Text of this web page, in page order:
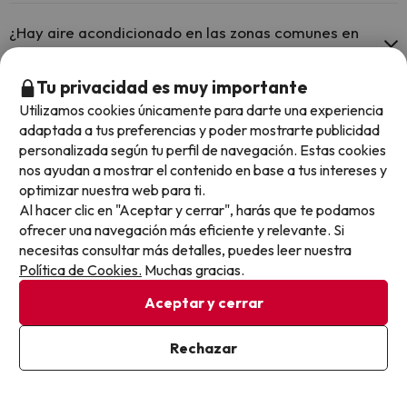
¿Hay aire acondicionado en las zonas comunes en
Hotel Gandia Playa?
Sí, Hotel Gandia Playa tiene aire acondicionado en las zonas
comunes.
Otros chollos en hoteles similares
Tu privacidad es muy importante
Utilizamos cookies únicamente para darte una experiencia
adaptada a tus preferencias y poder mostrarte publicidad
personalizada según tu perfil de navegación. Estas cookies
nos ayudan a mostrar el contenido en base a tus intereses y
optimizar nuestra web para ti.
Al hacer clic en "Aceptar y cerrar", harás que te podamos
ofrecer una navegación más eficiente y relevante. Si
necesitas consultar más detalles, puedes leer nuestra
Política de Cookies. Muchas gracias.
Aceptar y cerrar
Rechazar